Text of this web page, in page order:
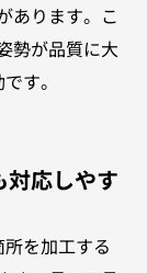
あります。こ
勢が品質に大
す。
対応しやす
を加工する